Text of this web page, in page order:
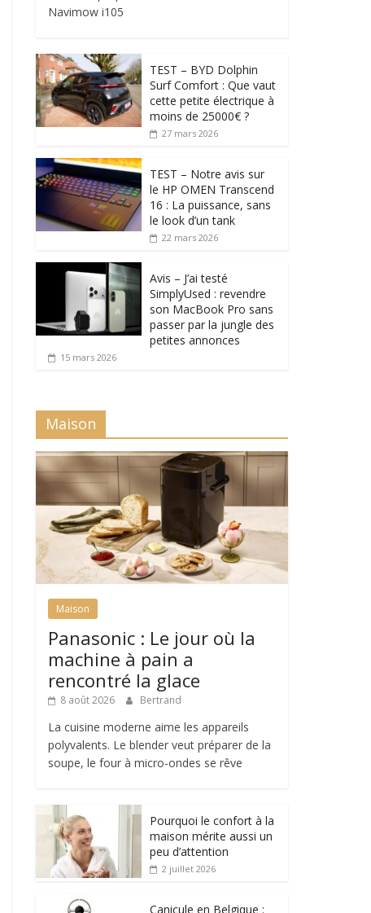
Navimow i105
TEST – BYD Dolphin
Surf Comfort : Que vaut
cette petite électrique à
moins de 25000€ ?
27 mars 2026
TEST – Notre avis sur
le HP OMEN Transcend
16 : La puissance, sans
le look d’un tank
22 mars 2026
Avis – J’ai testé
SimplyUsed : revendre
son MacBook Pro sans
passer par la jungle des
petites annonces
15 mars 2026
Maison
Maison
Panasonic : Le jour où la
machine à pain a
rencontré la glace
8 août 2026 Bertrand
La cuisine moderne aime les appareils
polyvalents. Le blender veut préparer de la
soupe, le four à micro-ondes se rêve
Pourquoi le confort à la
maison mérite aussi un
peu d’attention
2 juillet 2026
Canicule en Belgique :